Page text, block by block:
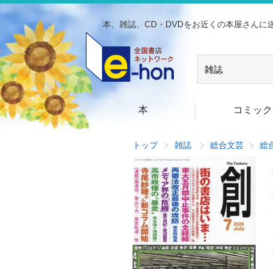
本、雑誌、CD・DVDをお近くの本屋さんに
本 コミック
トップ 雑誌 総合文芸 総